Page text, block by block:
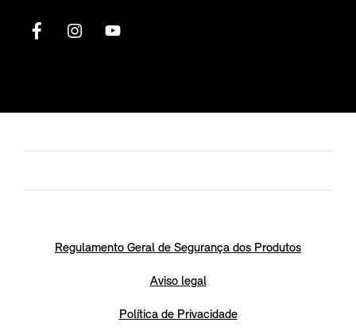
Regulamento Geral de Segurança dos Produtos
Aviso legal
Política de Privacidade